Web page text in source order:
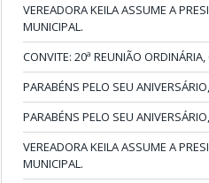
VEREADORA KEILA ASSUME A
MUNICIPAL.
CONVITE: 20ª REUNIÃO
PARABÉNS PELO SEU
PARABÉNS PELO SEU
VEREADORA KEILA ASSUME A
MUNICIPAL.